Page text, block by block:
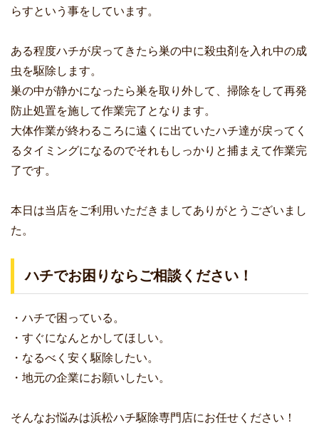
らすという事をしています。
ある程度ハチが戻ってきたら巣の中に殺虫剤を入れ中の成
虫を駆除します。
巣の中が静かになったら巣を取り外して、掃除をして再発
防止処置を施して作業完了となります。
大体作業が終わるころに遠くに出ていたハチ達が戻ってく
るタイミングになるのでそれもしっかりと捕まえて作業完
了です。
本日は当店をご利用いただきましてありがとうございまし
た。
ハチでお困りならご相談ください！
・ハチで困っている。
・すぐになんとかしてほしい。
・なるべく安く駆除したい。
・地元の企業にお願いしたい。
そんなお悩みは浜松ハチ駆除専門店にお任せください！